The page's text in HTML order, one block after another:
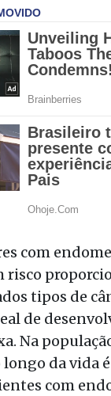
com
risco
tipos de
de
Na
da vida
com